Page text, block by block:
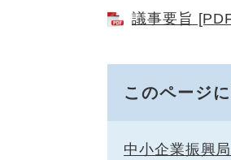
議事要旨
このページ
中小企業振興